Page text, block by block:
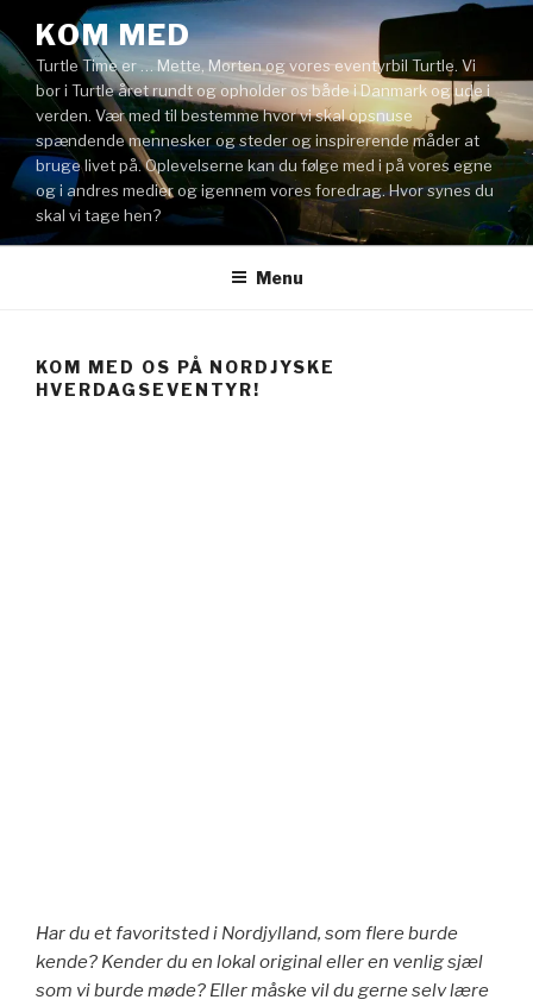
til
indhold
KOM MED
Turtle Time er … Mette, Morten og vores eventyrbil Turtle. Vi
bor i Turtle året rundt og opholder os både i Danmark og ude i
verden. Vær med til bestemme hvor vi skal opsnuse
spændende mennesker og steder og inspirerende måder at
bruge livet på. Oplevelserne kan du følge med i på vores egne
og i andres medier og igennem vores foredrag. Hvor synes du
skal vi tage hen?
Menu
KOM MED OS PÅ NORDJYSKE
HVERDAGSEVENTYR!
Har du et favoritsted i Nordjylland, som flere burde
kende? Kender du en lokal original eller en venlig sjæl
som vi burde møde? Eller måske vil du gerne selv lære